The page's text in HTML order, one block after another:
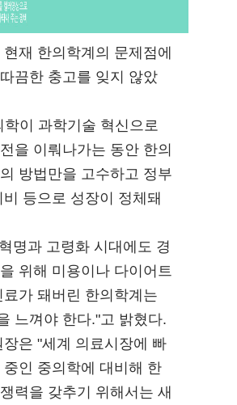
재 한의학계의 문제점에
끔한 충고를 잊지 않았
학이 과학기술 혁신으로
을 이뤄나가는 동안 한의
방법만을 고수하고 정부
등으로 성장이 정체돼
명과 고령화 시대에도 경
위해 미용이나 다이어트
료가 돼버린 한의학계는
느껴야 한다."고 밝혔다.
장은 "세계 의료시장에 빠
중인 중의학에 대비해 한
력을 갖추기 위해서는 새